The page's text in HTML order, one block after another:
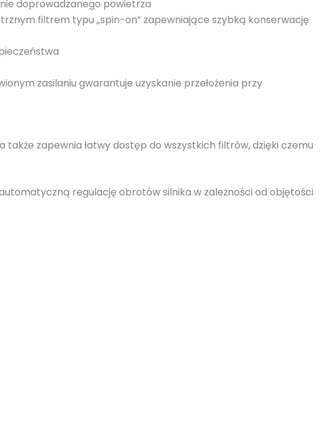
doprowadzanego powietrza
filtrem typu „spin-on” zapewniające szybką konserwację
zasilaniu gwarantuje uzyskanie przełożenia przy
zapewnia łatwy dostęp do wszystkich filtrów, dzięki czemu
regulację obrotów silnika w zależności od objętości